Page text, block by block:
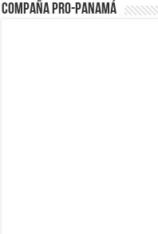
Compaña PRO-Panamá